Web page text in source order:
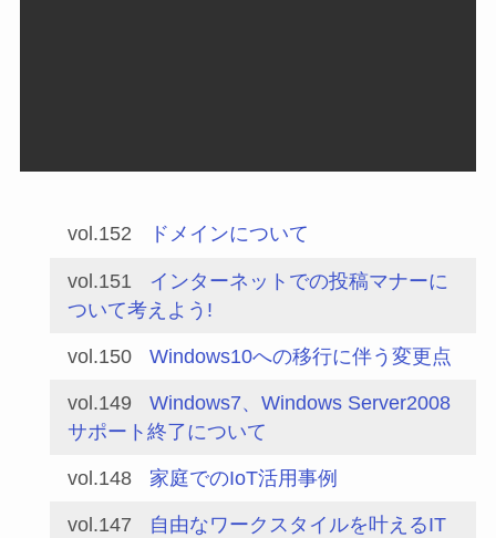
vol.152 ドメインについて
vol.151
インターネットでの投稿マナーに
ついて考えよう!
vol.150 Windows10への移行に伴う変更点
vol.149
Windows7、Windows Server2008
サポート終了について
vol.148 家庭でのIoT活用事例
vol.147
自由なワークスタイルを叶えるIT